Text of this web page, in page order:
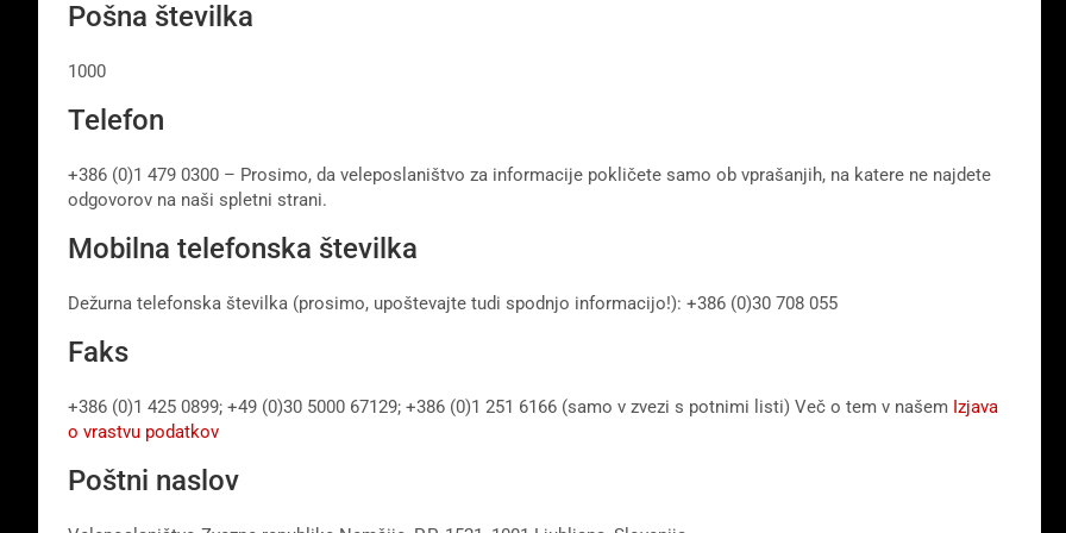
Pošna številka
1000
Telefon
+386 (0)1 479 0300 – Prosimo, da veleposlaništvo za informacije pokličete samo ob vprašanjih, na katere ne najdete
odgovorov na naši spletni strani.
Mobilna telefonska številka
Dežurna telefonska številka (prosimo, upoštevajte tudi spodnjo informacijo!): +386 (0)30 708 055
Faks
+386 (0)1 425 0899; +49 (0)30 5000 67129; +386 (0)1 251 6166 (samo v zvezi s potnimi listi) Več o tem v našem Izjava
o vrastvu podatkov
Poštni naslov